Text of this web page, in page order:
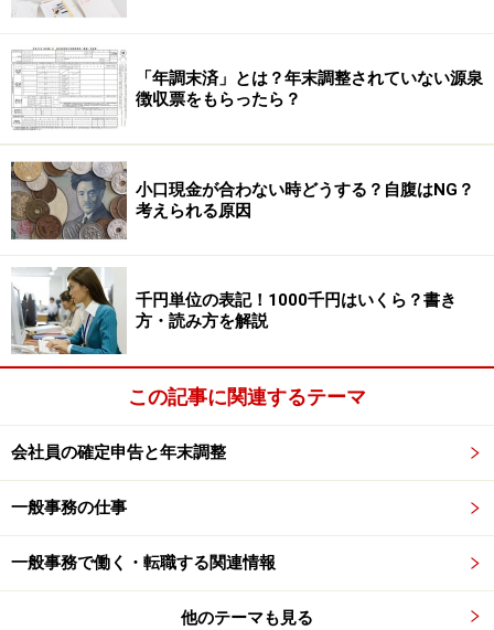
「年調末済」とは？年末調整されていない源泉
徴収票をもらったら？
小口現金が合わない時どうする？自腹はNG？
考えられる原因
千円単位の表記！1000千円はいくら？書き
方・読み方を解説
この記事に関連するテーマ
会社員の確定申告と年末調整
一般事務の仕事
一般事務で働く・転職する関連情報
他のテーマも見る